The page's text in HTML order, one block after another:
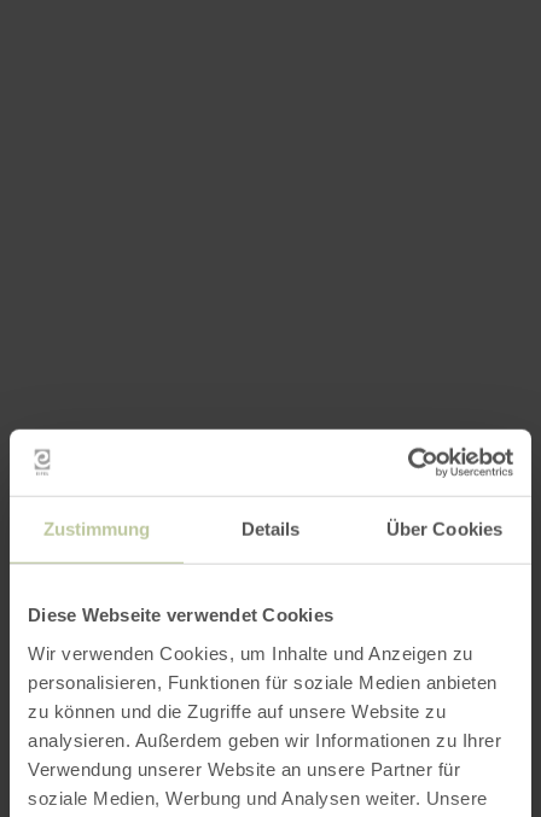
Zustimmung Details Über Cookies
Diese Webseite verwendet Cookies
Wir verwenden Cookies, um Inhalte und Anzeigen zu
personalisieren, Funktionen für soziale Medien anbieten
zu können und die Zugriffe auf unsere Website zu
analysieren. Außerdem geben wir Informationen zu Ihrer
Verwendung unserer Website an unsere Partner für
soziale Medien, Werbung und Analysen weiter. Unsere